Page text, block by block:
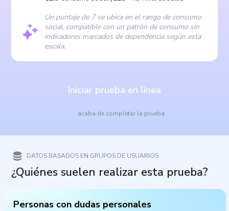
Un puntaje de 7 se ubica en el rango de consumo
social, compatible con un patrón de consumo sin
indicadores marcados de dependencia según esta
escala.
Iniciar prueba en línea
acaba de completar la prueba
DATOS BASADOS EN GRUPOS DE USUARIOS
¿Quiénes suelen realizar esta prueba?
Personas con dudas personales